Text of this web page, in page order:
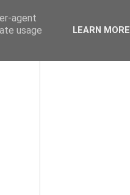
agent
usage
LEARN MORE